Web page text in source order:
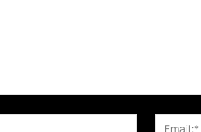
Nome:*